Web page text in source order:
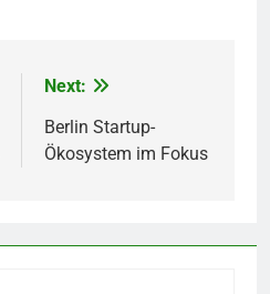
Next:
Berlin Startup-
Ökosystem im Fokus